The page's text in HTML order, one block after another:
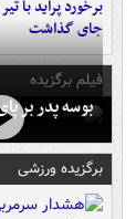
جای گذاشت
فیلم برگزیده
بوسه‌ پدر بر
برگزیده ورزشی